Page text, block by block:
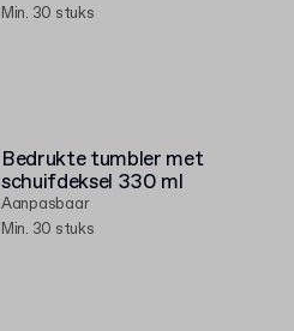
Min. 30 stuks
Bedrukte tumbler met
schuifdeksel 330 ml
Aanpasbaar
Min. 30 stuks